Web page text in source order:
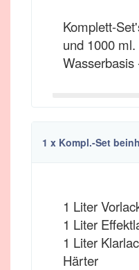
Komplett-
und 1000
Wasserbasis
1 x Kompl.-Set
1 Liter
1 Liter
1 Liter
Härter